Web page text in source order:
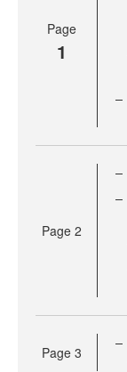
Page
1
Page 2
Page 3